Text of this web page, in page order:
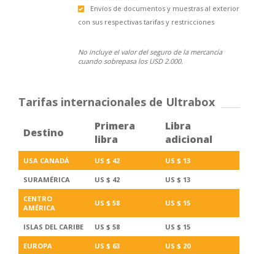
Envíos de documentos y muestras al exterior
con sus respectivas tarifas y restricciones
No incluye el valor del seguro de la mercancía
cuando sobrepasa los USD 2.000.
Tarifas internacionales de Ultrabox
Destino
Primera
libra
Libra
adicional
USA CANADÁ US $ 42 US $ 13
SURAMÉRICA US $ 42 US $ 13
CENTRO
AMÉRICA
US $ 58 US $ 15
ISLAS DEL CARIBE US $ 58 US $ 15
EUROPA US $ 63 US $ 20